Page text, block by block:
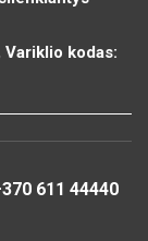
Variklio kodas:
611 44440